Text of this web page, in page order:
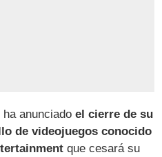
anunciado el cierre de su
de videojuegos conocido
que cesará su